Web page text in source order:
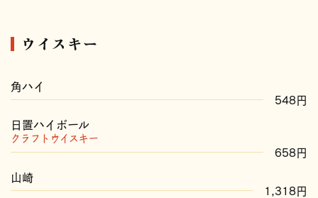
ウイスキー
角ハイ
548円
日置ハイボール
クラフトウイスキー
658円
山崎
1,318円